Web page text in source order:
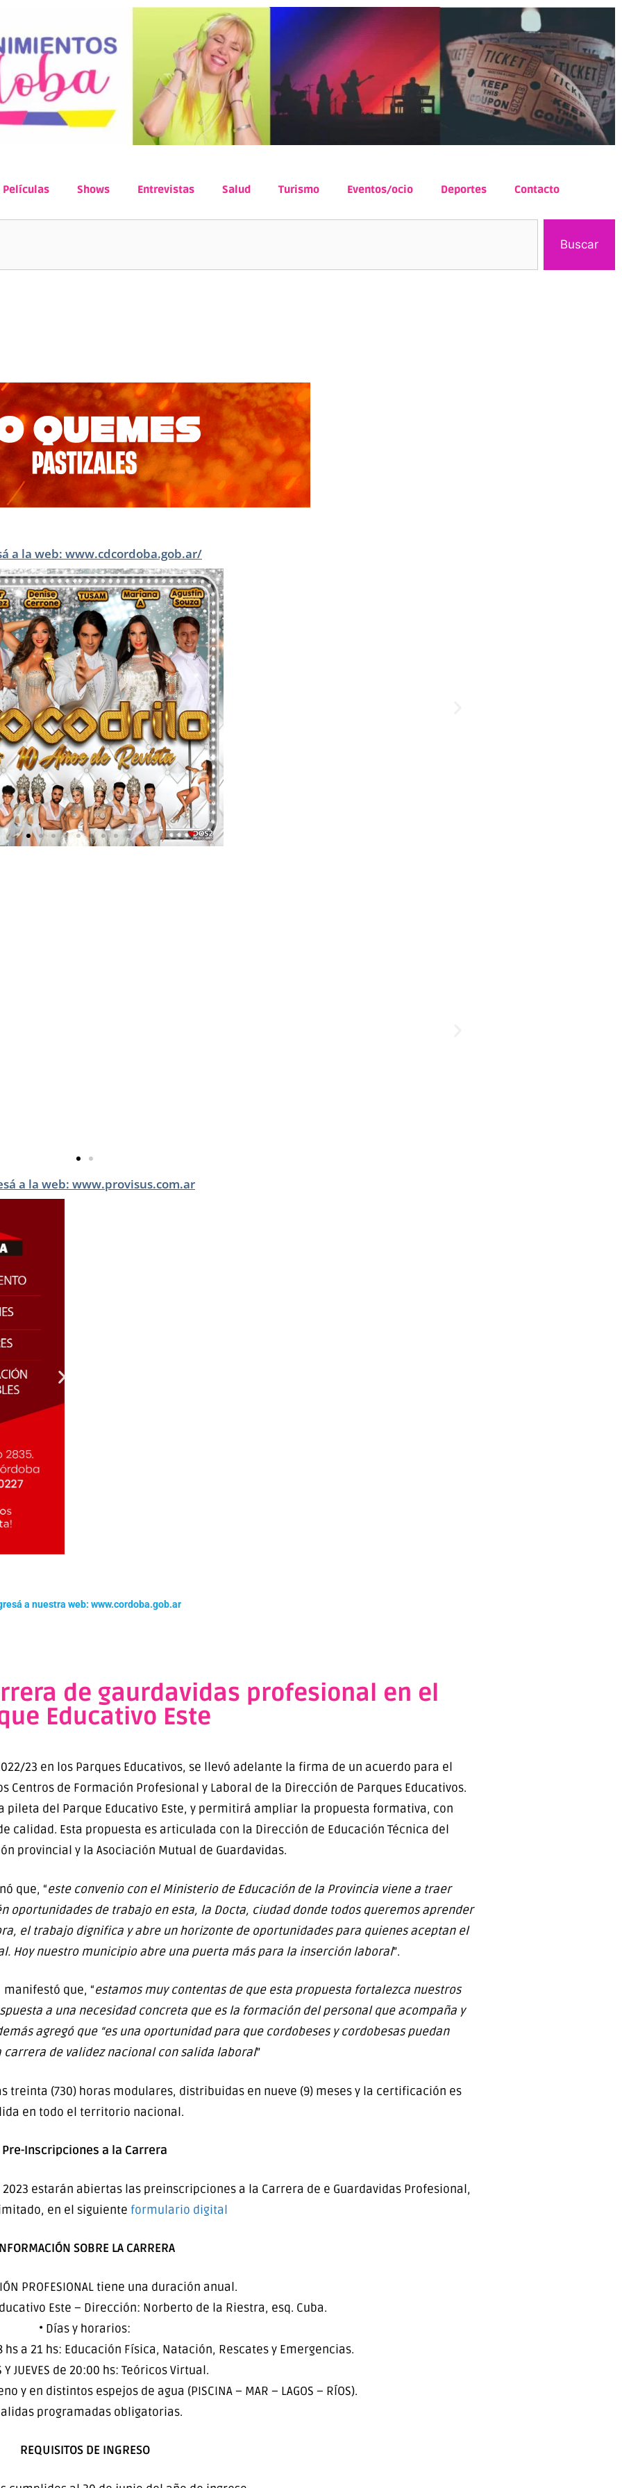
Películas Shows Entrevistas Salud Turismo Eventos/ocio Deportes Contacto
Buscar
a la web: www.cdcordoba.gob.ar/
a la web: www.provisus.com.ar
a nuestra web: www.cordoba.gob.ar
de gaurdavidas profesional en el
Educativo Este
23 en los Parques Educativos, se llevó adelante la firma de un acuerdo para el
Centros de Formación Profesional y Laboral de la Dirección de Parques Educativos.
pileta del Parque Educativo Este, y permitirá ampliar la propuesta formativa, con
Esta propuesta es articulada con la Dirección de Educación Técnica del
provincial y la Asociación Mutual de Guardavidas.
que, “este convenio con el Ministerio de Educación de la Provincia viene a traer
oportunidades de trabajo en esta, la Docta, ciudad donde todos queremos aprender
el trabajo dignifica y abre un horizonte de oportunidades para quienes aceptan el
Hoy nuestro municipio abre una puerta más para la inserción laboral”.
que, “estamos muy contentas de que esta propuesta fortalezca nuestros
a una necesidad concreta que es la formación del personal que acompaña y
agregó que “es una oportunidad para que cordobeses y cordobesas puedan
de validez nacional con salida laboral”
(730) horas modulares, distribuidas en nueve (9) meses y la certificación es
en todo el territorio nacional.
Pre-Inscripciones a la Carrera
estarán abiertas las preinscripciones a la Carrera de e Guardavidas Profesional,
en el siguiente formulario digital
SOBRE LA CARRERA
PROFESIONAL tiene una duración anual.
Este – Dirección: Norberto de la Riestra, esq. Cuba.
• Días y horarios:
18 hs a 21 hs: Educación Física, Natación, Rescates y Emergencias.
Y JUEVES de 20:00 hs: Teóricos Virtual.
y en distintos espejos de agua (PISCINA – MAR – LAGOS – RÍOS).
programadas obligatorias.
REQUISITOS DE INGRESO